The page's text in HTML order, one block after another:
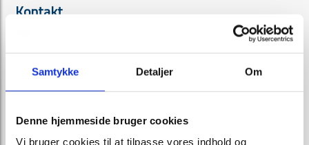
Samtykke Detaljer Om
Denne hjemmeside bruger cookies
Vi bruger cookies til at tilpasse vores indhold og
Kontakt
Bredgade 13
7470 Karup
Telefon97 10 23 00
Cvr-nr. 37 68 01 68